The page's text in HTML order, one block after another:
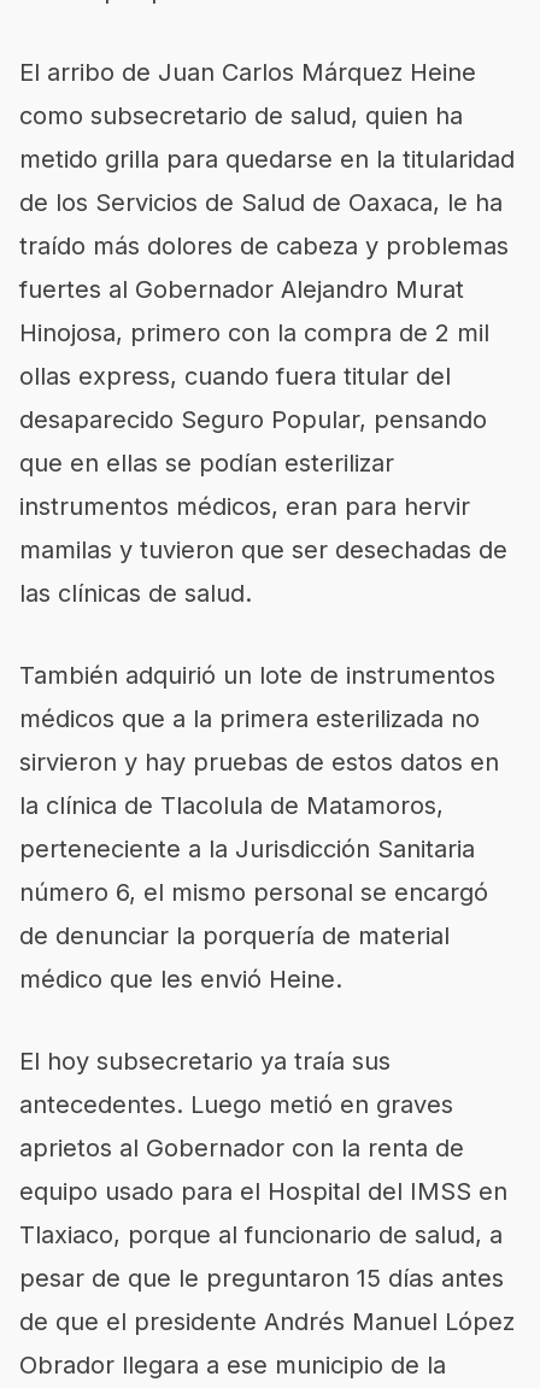
El arribo de Juan Carlos Márquez Heine
como subsecretario de salud, quien ha
metido grilla para quedarse en la titularidad
de los Servicios de Salud de Oaxaca, le ha
traído más dolores de cabeza y problemas
fuertes al Gobernador Alejandro Murat
Hinojosa, primero con la compra de 2 mil
ollas express, cuando fuera titular del
desaparecido Seguro Popular, pensando
que en ellas se podían esterilizar
instrumentos médicos, eran para hervir
mamilas y tuvieron que ser desechadas de
las clínicas de salud.
También adquirió un lote de instrumentos
médicos que a la primera esterilizada no
sirvieron y hay pruebas de estos datos en
la clínica de Tlacolula de Matamoros,
perteneciente a la Jurisdicción Sanitaria
número 6, el mismo personal se encargó
de denunciar la porquería de material
médico que les envió Heine.
El hoy subsecretario ya traía sus
antecedentes. Luego metió en graves
aprietos al Gobernador con la renta de
equipo usado para el Hospital del IMSS en
Tlaxiaco, porque al funcionario de salud, a
pesar de que le preguntaron 15 días antes
de que el presidente Andrés Manuel López
Obrador llegara a ese municipio de la